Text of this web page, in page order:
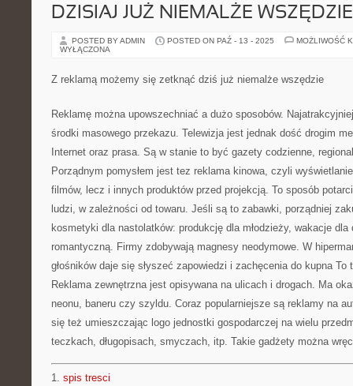
DZISIAJ JUŻ NIEMALŻE WSZĘDZIE
POSTED BY ADMIN POSTED ON PAŹ - 13 - 2025
MOŻLIWOŚĆ
WYŁĄCZONA
Z reklamą możemy się zetknąć dziś już niemalże wszędzie
Reklamę można upowszechniać a dużo sposobów.
środki masowego przekazu. Telewizja jest jednak dość drogim
Internet oraz prasa. Są w stanie to być gazety codzienne,
Porządnym pomysłem jest tez reklama kinowa, czyli
filmów, lecz i innych produktów przed projekcją. To sposób
ludzi, w zależności od towaru. Jeśli są to zabawki, porządniej
kosmetyki dla nastolatków: produkcję dla młodzieży, wakacje dla
romantyczną. Firmy zdobywają magnesy neodymowe. W
głośników daje się słyszeć zapowiedzi i zachęcenia do kupna To
Reklama zewnętrzna jest opisywana na ulicach i drogach. Ma
neonu, baneru czy szyldu. Coraz popularniejsze są reklamy na
się też umieszczając logo jednostki gospodarczej na wielu
teczkach, długopisach, smyczach, itp. Takie gadżety można
1. spis tresci